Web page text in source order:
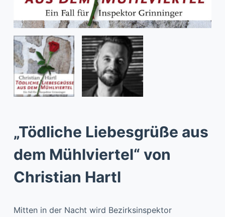
„Tödliche Liebesgrüße aus
dem Mühlviertel“ von
Christian Hartl
Mitten in der Nacht wird Bezirksinspektor